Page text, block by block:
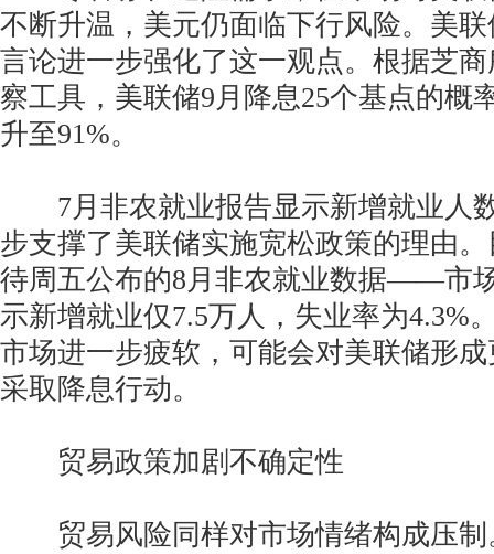
不断升温，美元仍面临下行风险。美
言论进一步强化了这一观点。根据芝
察工具，美联储9月降息25个基点的概
升至91%。
7月非农就业报告显示新增就业人
步支撑了美联储实施宽松政策的理由
待周五公布的8月非农就业数据——市
示新增就业仅7.5万人，失业率为4.3%
市场进一步疲软，可能会对美联储形
采取降息行动。
贸易政策加剧不确定性
贸易风险同样对市场情绪构成压制